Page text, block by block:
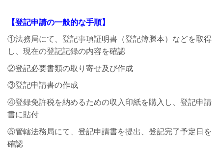
【登記申請の一般的な手順】
①法務局にて、登記事項証明書（登記簿謄本）などを取得
し、現在の登記記録の内容を確認
②登記必要書類の取り寄せ及び作成
③登記申請書の作成
④登録免許税を納めるための収入印紙を購入し、登記申請
書に貼付
⑤管轄法務局にて、登記申請書を提出、登記完了予定日を
確認